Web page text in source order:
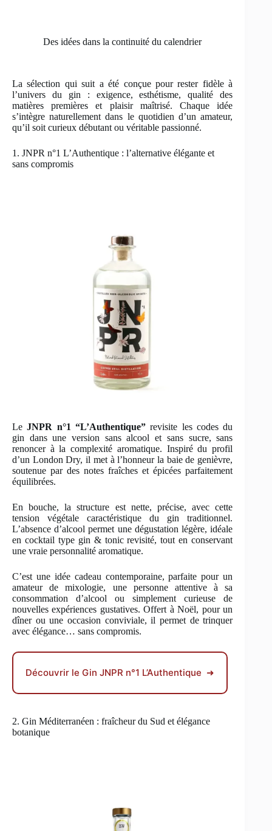
Des idées dans la continuité du calendrier
La sélection qui suit a été conçue pour rester fidèle à
l’univers du gin : exigence, esthétisme, qualité des
matières premières et plaisir maîtrisé. Chaque idée
s’intègre naturellement dans le quotidien d’un amateur,
qu’il soit curieux débutant ou véritable passionné.
1. JNPR n°1 L’Authentique : l’alternative élégante et
sans compromis
LeJNPR n°1 “L’Authentique”revisite les codes du
gin dans une version sans alcool et sans sucre, sans
renoncer à la complexité aromatique. Inspiré du profil
d’un London Dry, il met à l’honneur la baie de genièvre,
soutenue par des notes fraîches et épicées parfaitement
équilibrées.
En bouche, la structure est nette, précise, avec cette
tension végétale caractéristique du gin traditionnel.
L’absence d’alcool permet une dégustation légère, idéale
en cocktail type gin & tonic revisité, tout en conservant
une vraie personnalité aromatique.
C’est une idée cadeau contemporaine, parfaite pour un
amateur de mixologie, une personne attentive à sa
consommation d’alcool ou simplement curieuse de
nouvelles expériences gustatives. Offert à Noël, pour un
dîner ou une occasion conviviale, il permet de trinquer
avec élégance… sans compromis.
Découvrir le Gin JNPR n°1 L’Authentique ➜
2. Gin Méditerranéen : fraîcheur du Sud et élégance
botanique